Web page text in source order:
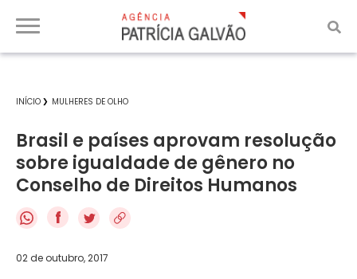
INÍCIO MULHERES DE OLHO
Brasil e países aprovam resolução
sobre igualdade de gênero no
Conselho de Direitos Humanos
f
02 de outubro, 2017